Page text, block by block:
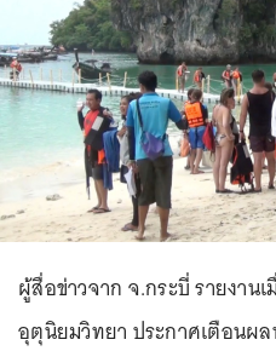
ผู้สื่อข่าวจาก จ.กระบี่ รายงาน
อุตุนิยมวิทยา ประกาศเตือนผ